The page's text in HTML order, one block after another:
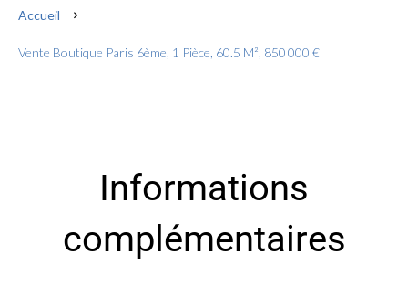
Accueil
Vente Boutique Paris 6ème, 1 Pièce, 60.5 M², 850 000 €
Informations
complémentaires